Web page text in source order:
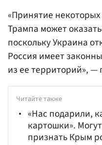
«Принятие
Трампа может
поскольку Украина
Россия имеет
из ее территорий», —
Читайте также
«Нас подарили,
картошки».
признать Крым